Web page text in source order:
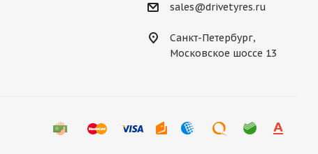
sales@drivetyres.ru
Санкт-Петербург,
Московское шоссе 13